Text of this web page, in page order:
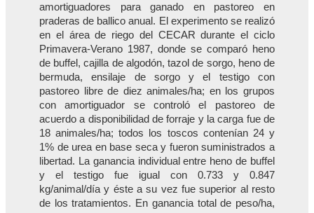
amortiguadores para ganado en pastoreo en
praderas de ballico anual. El experimento se realizó
en el área de riego del CECAR durante el ciclo
Primavera-Verano 1987, donde se comparó heno
de buffel, cajilla de algodón, tazol de sorgo, heno de
bermuda, ensilaje de sorgo y el testigo con
pastoreo libre de diez animales/ha; en los grupos
con amortiguador se controló el pastoreo de
acuerdo a disponibilidad de forraje y la carga fue de
18 animales/ha; todos los toscos contenían 24 y
1% de urea en base seca y fueron suministrados a
libertad. La ganancia individual entre heno de buffel
y el testigo fue igual con 0.733 y 0.847
kg/animal/día y éste a su vez fue superior al resto
de los tratamientos. En ganancia total de peso/ha,